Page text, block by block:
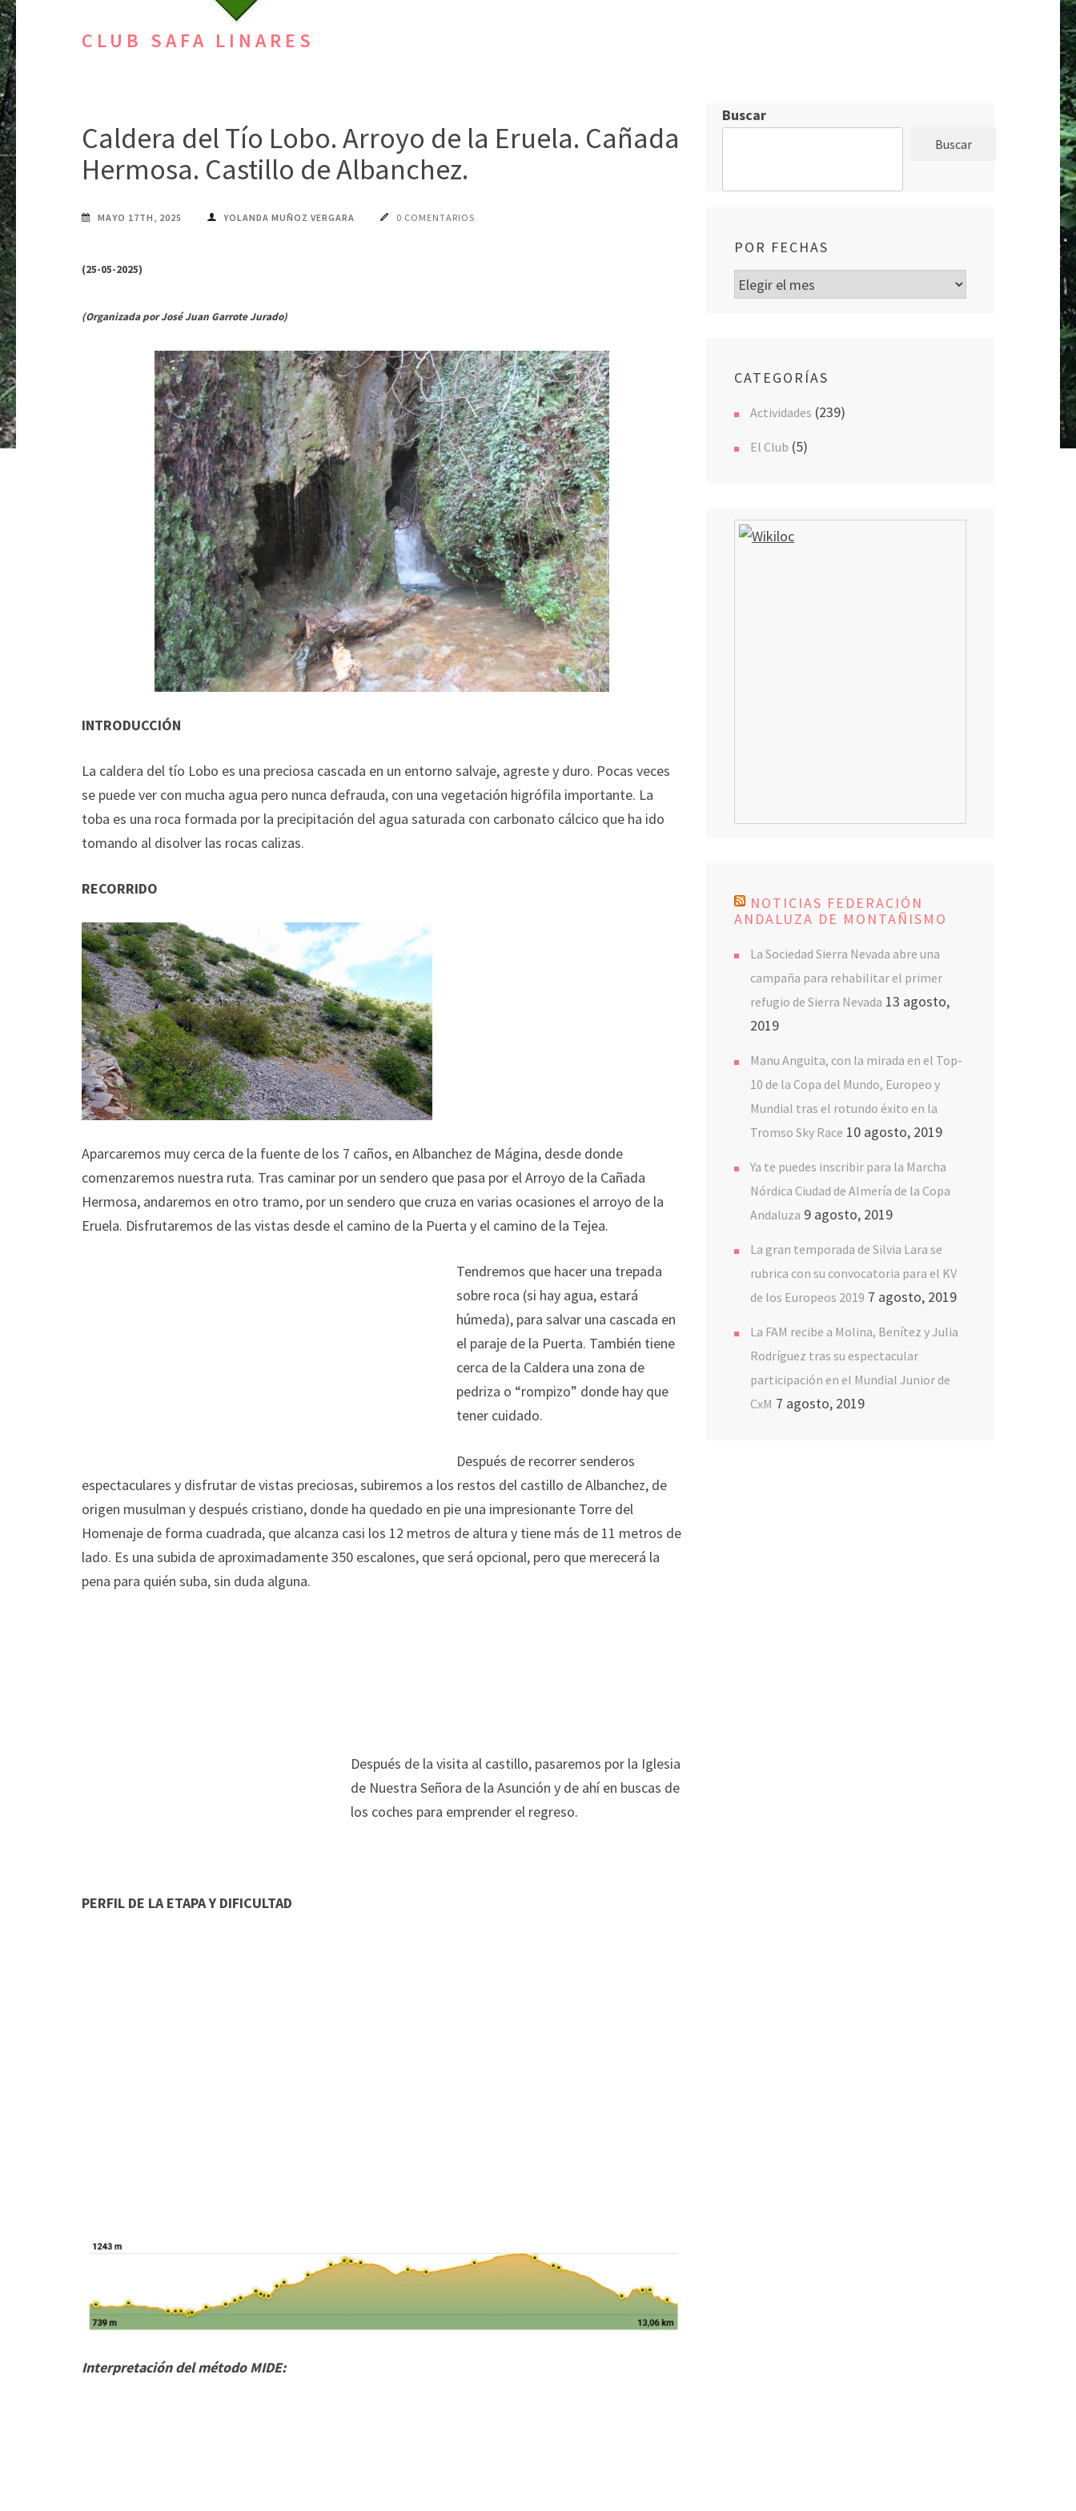
CLUB SAFA LINARES
Caldera del Tío Lobo. Arroyo de la Eruela. Cañada
Hermosa. Castillo de Albanchez.
MAYO 17TH, 2025 YOLANDA MUÑOZ VERGARA 0 COMENTARIOS
(25-05-2025)
(Organizada por José Juan Garrote Jurado)
INTRODUCCIÓN
La caldera del tío Lobo es una preciosa cascada en un entorno salvaje, agreste y duro. Pocas veces
se puede ver con mucha agua pero nunca defrauda, con una vegetación higrófila importante. La
toba es una roca formada por la precipitación del agua saturada con carbonato cálcico que ha ido
tomando al disolver las rocas calizas.
RECORRIDO
Aparcaremos muy cerca de la fuente de los 7 caños, en Albanchez de Mágina, desde donde
comenzaremos nuestra ruta. Tras caminar por un sendero que pasa por el Arroyo de la Cañada
Hermosa, andaremos en otro tramo, por un sendero que cruza en varias ocasiones el arroyo de la
Eruela. Disfrutaremos de las vistas desde el camino de la Puerta y el camino de la Tejea.
Tendremos que hacer una trepada
sobre roca (si hay agua, estará
húmeda), para salvar una cascada en
el paraje de la Puerta. También tiene
cerca de la Caldera una zona de
pedriza o “rompizo” donde hay que
tener cuidado.
Después de recorrer senderos
espectaculares y disfrutar de vistas preciosas, subiremos a los restos del castillo de Albanchez, de
origen musulman y después cristiano, donde ha quedado en pie una impresionante Torre del
Homenaje de forma cuadrada, que alcanza casi los 12 metros de altura y tiene más de 11 metros de
lado. Es una subida de aproximadamente 350 escalones, que será opcional, pero que merecerá la
pena para quién suba, sin duda alguna.
Después de la visita al castillo, pasaremos por la Iglesia
de Nuestra Señora de la Asunción y de ahí en buscas de
los coches para emprender el regreso.
PERFIL DE LA ETAPA Y DIFICULTAD
Interpretación del método MIDE:
Buscar
Buscar
POR FECHAS
Por
fechas
CATEGORÍAS
Actividades (239)
El Club (5)
NOTICIAS FEDERACIÓN
ANDALUZA DE MONTAÑISMO
La Sociedad Sierra Nevada abre una
campaña para rehabilitar el primer
refugio de Sierra Nevada 13 agosto,
2019
Manu Anguita, con la mirada en el Top-
10 de la Copa del Mundo, Europeo y
Mundial tras el rotundo éxito en la
Tromso Sky Race 10 agosto, 2019
Ya te puedes inscribir para la Marcha
Nórdica Ciudad de Almería de la Copa
Andaluza 9 agosto, 2019
La gran temporada de Silvia Lara se
rubrica con su convocatoria para el KV
de los Europeos 2019 7 agosto, 2019
La FAM recibe a Molina, Benítez y Julia
Rodríguez tras su espectacular
participación en el Mundial Junior de
CxM 7 agosto, 2019